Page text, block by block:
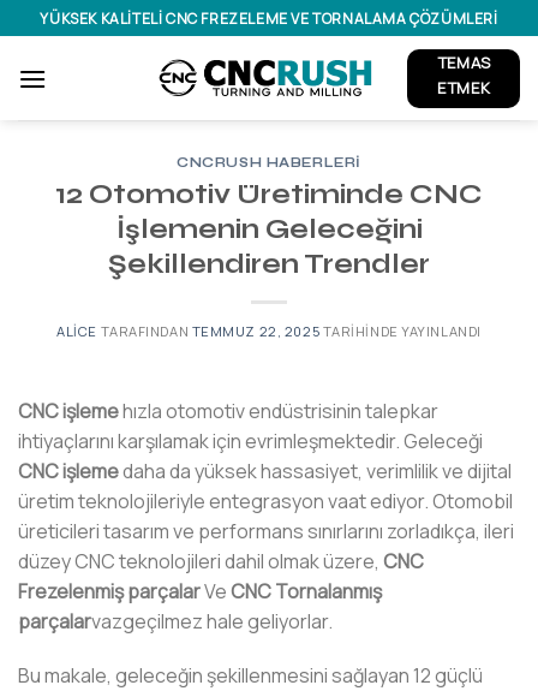
İçeriğe
atla
YÜKSEK KALITELI CNC FREZELEME VE TORNALAMA ÇÖZÜMLERI
TEMAS
ETMEK
CNCRUSH HABERLERI
12 Otomotiv Üretiminde CNC
İşlemenin Geleceğini
Şekillendiren Trendler
ALICE TARAFINDAN TEMMUZ 22, 2025 TARIHINDE YAYINLANDI
CNC işlemehızla otomotiv endüstrisinin talepkar
ihtiyaçlarını karşılamak için evrimleşmektedir. Geleceği
CNC işlemedaha da yüksek hassasiyet, verimlilik ve dijital
üretim teknolojileriyle entegrasyon vaat ediyor. Otomobil
üreticileri tasarım ve performans sınırlarını zorladıkça, ileri
düzey CNC teknolojileri dahil olmak üzere, CNC
Frezelenmiş parçalarVeCNC Tornalanmış
parçalarvazgeçilmez hale geliyorlar.
Bu makale, geleceğin şekillenmesini sağlayan 12 güçlü